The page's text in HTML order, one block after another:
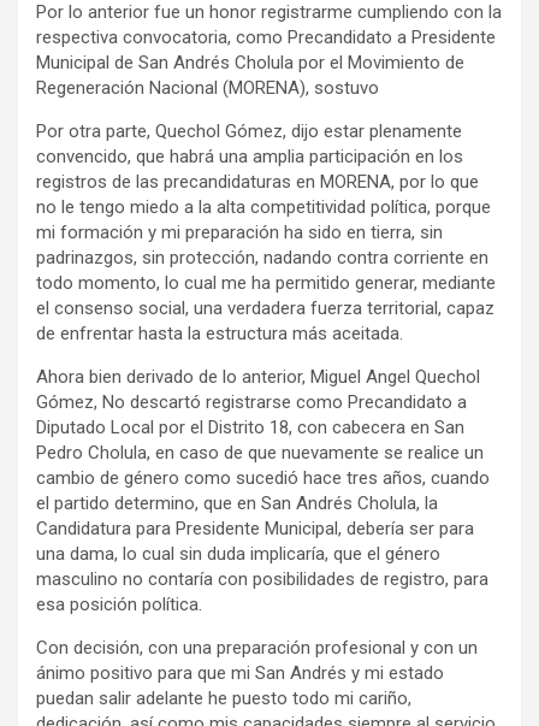
Por lo anterior fue un honor registrarme cumpliendo con la
respectiva convocatoria, como Precandidato a Presidente
Municipal de San Andrés Cholula por el Movimiento de
Regeneración Nacional (MORENA), sostuvo
Por otra parte, Quechol Gómez, dijo estar plenamente
convencido, que habrá una amplia participación en los
registros de las precandidaturas en MORENA, por lo que
no le tengo miedo a la alta competitividad política, porque
mi formación y mi preparación ha sido en tierra, sin
padrinazgos, sin protección, nadando contra corriente en
todo momento, lo cual me ha permitido generar, mediante
el consenso social, una verdadera fuerza territorial, capaz
de enfrentar hasta la estructura más aceitada.
Ahora bien derivado de lo anterior, Miguel Angel Quechol
Gómez, No descartó registrarse como Precandidato a
Diputado Local por el Distrito 18, con cabecera en San
Pedro Cholula, en caso de que nuevamente se realice un
cambio de género como sucedió hace tres años, cuando
el partido determino, que en San Andrés Cholula, la
Candidatura para Presidente Municipal, debería ser para
una dama, lo cual sin duda implicaría, que el género
masculino no contaría con posibilidades de registro, para
esa posición política.
Con decisión, con una preparación profesional y con un
ánimo positivo para que mi San Andrés y mi estado
puedan salir adelante he puesto todo mi cariño,